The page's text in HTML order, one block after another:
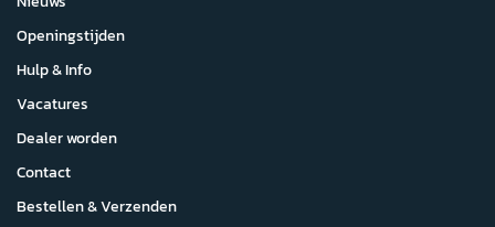
Openingstijden
Hulp & Info
Vacatures
Dealer worden
Contact
Bestellen & Verzenden